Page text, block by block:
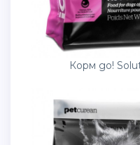
Корм go!